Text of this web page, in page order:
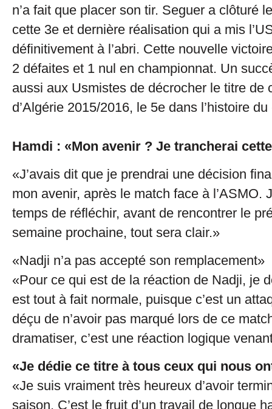
n’a fait que placer son tir. Seguer a clôturé
cette 3e et dernière réalisation qui a mis
définitivement à l’abri. Cette nouvelle
2 défaites et 1 nul en championnat. Un
aussi aux Usmistes de décrocher le titre de
d’Algérie 2015/2016, le 5e dans l’histoire
Hamdi : «Mon avenir ? Je trancherai
«J’avais dit que je prendrai une décision
mon avenir, après le match face à l’ASMO.
temps de réfléchir, avant de rencontrer le
semaine prochaine, tout sera clair.»
«Nadji n’a pas accepté son remplacement»
«Pour ce qui est de la réaction de Nadji, je
est tout à fait normale, puisque c’est un
déçu de n’avoir pas marqué lors de ce
dramatiser, c’est une réaction logique
«Je dédie ce titre à tous ceux qui nous
«Je suis vraiment très heureux d’avoir
saison. C’est le fruit d’un travail de longue